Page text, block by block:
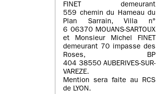
FINET demeurant
559 chemin du Hameau du
Plan Sarrain, Villa n°
6 06370 MOUANS-SARTOUX
et Monsieur Michel FINET
demeurant 70 impasse des
Roses, BP
404 38550 AUBERIVES-SUR-
VAREZE.
Mention sera faite au RCS
de LYON.